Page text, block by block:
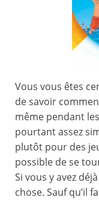
Vous vous êtes
de savoir
même pendant
pourtant assez
plutôt pour des
possible de se
Si vous y avez
chose. Sauf qu’il